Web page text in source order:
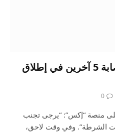
كندا.. مقتل شخصين وإصابة 5 آخرين في إطلاق
0
منصة “إكس”: “يرجى تجنب
الشرطة”. وفي وقت لاحق،